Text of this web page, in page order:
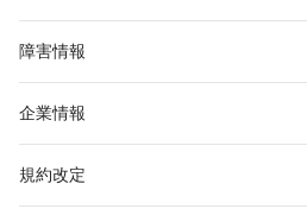
障害情報
企業情報
規約改定